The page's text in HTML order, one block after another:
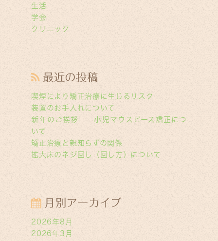
生活
学会
クリニック
最近の投稿
喫煙により矯正治療に生じるリスク
装置のお手入れについて
新年のご挨拶 小児マウスピース矯正につ
いて
矯正治療と親知らずの関係
拡大床のネジ回し（回し方）について
月別アーカイブ
2026年8月
2026年3月